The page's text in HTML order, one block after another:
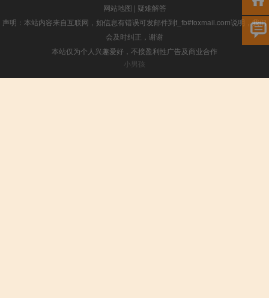
网站地图 | 疑难解答
声明：本站内容来自互联网，如信息有错误可发邮件到f_fb#foxmail.com说明，我们
会及时纠正，谢谢
本站仅为个人兴趣爱好，不接盈利性广告及商业合作
小男孩